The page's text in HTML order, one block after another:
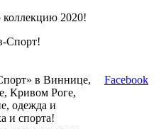
2020!
Спорт!
в Виннице,
Кривом Роге,
одежда и
и спорта!
Facebook